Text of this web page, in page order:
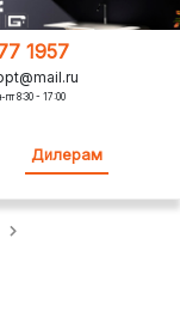
1957
пт 8:30 - 17:00
Дилерам